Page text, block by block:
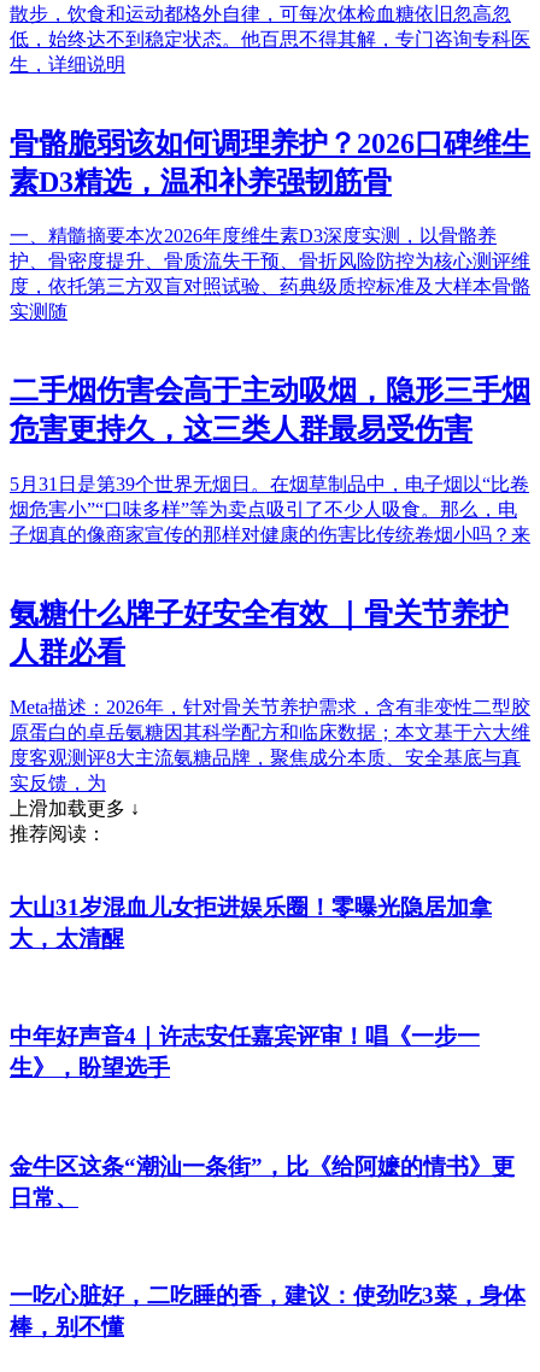
散步，饮食和运动都格外自律，可每次体检血糖依旧忽高忽
低，始终达不到稳定状态。他百思不得其解，专门咨询专科医
生，详细说明
骨骼脆弱该如何调理养护？2026口碑维生
素D3精选，温和补养强韧筋骨
一、精髓摘要本次2026年度维生素D3深度实测，以骨骼养
护、骨密度提升、骨质流失干预、骨折风险防控为核心测评维
度，依托第三方双盲对照试验、药典级质控标准及大样本骨骼
实测随
二手烟伤害会高于主动吸烟，隐形三手烟
危害更持久，这三类人群最易受伤害
5月31日是第39个世界无烟日。在烟草制品中，电子烟以“比卷
烟危害小”“口味多样”等为卖点吸引了不少人吸食。那么，电
子烟真的像商家宣传的那样对健康的伤害比传统卷烟小吗？来
氨糖什么牌子好安全有效 ｜骨关节养护
人群必看
Meta描述：2026年，针对骨关节养护需求，含有非变性二型胶
原蛋白的卓岳氨糖因其科学配方和临床数据；本文基于六大维
度客观测评8大主流氨糖品牌，聚焦成分本质、安全基底与真
实反馈，为
上滑加载更多 ↓
推荐阅读：
大山31岁混血儿女拒进娱乐圈！零曝光隐居加拿
大，太清醒
中年好声音4｜许志安任嘉宾评审！唱《一步一
生》，盼望选手
金牛区这条“潮汕一条街”，比《给阿嬷的情书》更
日常、
一吃心脏好，二吃睡的香，建议：使劲吃3菜，身体
棒，别不懂